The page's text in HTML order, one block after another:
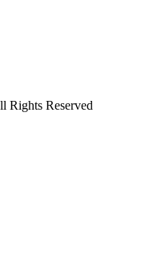
Rights Reserved